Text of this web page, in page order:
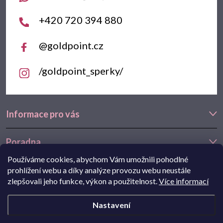
Používáme cookies, abychom Vám umožnili pohodlné
prohlížení webu a díky analýze provozu webu neustále
zlepšovali jeho funkce, výkon a použitelnost.Více informací
Nastavení
Informace pro vás
Poradna
Často hledáte
+420 720 394 880
@goldpoint.cz
/goldpoint_sperky/
Navštivte také náš e-shop Goldstore.cz:zlaté náušnice,dětské
náušnice z bílého zlata